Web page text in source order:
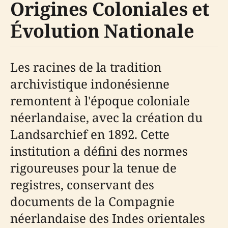
Origines Coloniales et
Évolution Nationale
Les racines de la tradition
archivistique indonésienne
remontent à l'époque coloniale
néerlandaise, avec la création du
Landsarchief en 1892. Cette
institution a défini des normes
rigoureuses pour la tenue de
registres, conservant des
documents de la Compagnie
néerlandaise des Indes orientales